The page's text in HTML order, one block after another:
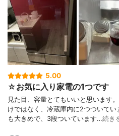
5.00
☆お気に入り家電の1つです
見た目、容量とてもいいと思います
けではなく、冷蔵庫内に2つついて
も大きめで、3段ついています…続き